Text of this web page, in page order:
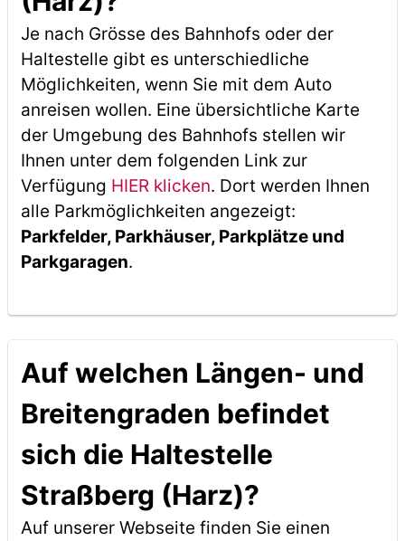
Je nach Grösse des Bahnhofs oder der
Haltestelle gibt es unterschiedliche
Möglichkeiten, wenn Sie mit dem Auto
anreisen wollen. Eine übersichtliche Karte
der Umgebung des Bahnhofs stellen wir
Ihnen unter dem folgenden Link zur
Verfügung HIER klicken. Dort werden Ihnen
alle Parkmöglichkeiten angezeigt:
Parkfelder, Parkhäuser, Parkplätze und
Parkgaragen.
Auf welchen Längen- und
Breitengraden befindet
sich die Haltestelle
Straßberg (Harz)?
Auf unserer Webseite finden Sie einen